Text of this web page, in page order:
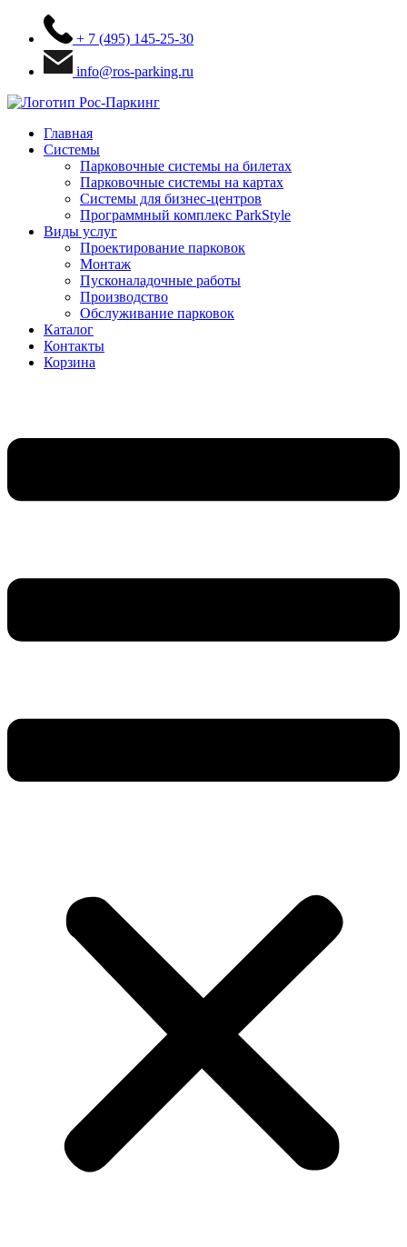
+ 7 (495) 145-25-30
info@ros-parking.ru
Главная
Системы
Парковочные системы на билетах
Парковочные системы на картах
Системы для бизнес-центров
Программный комплекс ParkStyle
Виды услуг
Проектирование парковок
Монтаж
Пусконаладочные работы
Производство
Обслуживание парковок
Каталог
Контакты
Корзина